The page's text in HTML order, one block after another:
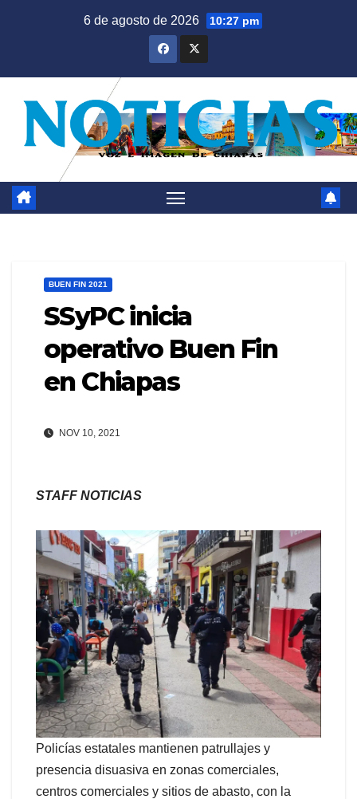
6 de agosto de 2026 10:27 pm
BUEN FIN 2021
SSyPC inicia
operativo Buen Fin
en Chiapas
NOV 10, 2021
STAFF NOTICIAS
Policías estatales mantienen patrullajes y
presencia disuasiva en zonas comerciales,
centros comerciales y sitios de abasto, con la